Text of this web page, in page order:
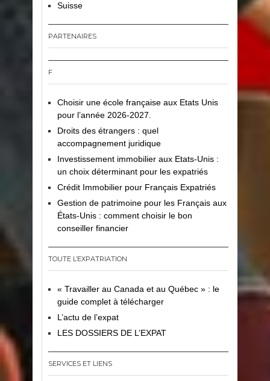
Suisse
PARTENAIRES
F
Choisir une école française aux Etats Unis
pour l’année 2026-2027.
Droits des étrangers : quel
accompagnement juridique
Investissement immobilier aux Etats-Unis :
un choix déterminant pour les expatriés
Crédit Immobilier pour Français Expatriés
Gestion de patrimoine pour les Français aux
États-Unis : comment choisir le bon
conseiller financier
TOUTE L’EXPATRIATION
« Travailler au Canada et au Québec » : le
guide complet à télécharger
L’actu de l’expat
LES DOSSIERS DE L’EXPAT
SERVICES ET LIENS